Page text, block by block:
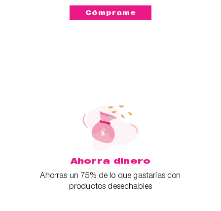
Ahorra dinero
Ahorras un 75% de lo que gastarías con
productos desechables